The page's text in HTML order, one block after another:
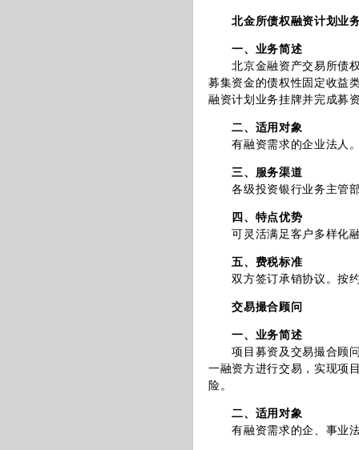
北金所债权融资计划业
一、业务简述
北京金融资产交易所债权
募集资金的债权性固定收益
融资计划业务挂牌并完成募
二、适用对象
有融资需求的企业法人
三、服务渠道
各级投资银行业务主管
四、特点优势
可灵活满足客户多样化
五、费税标准
双方签订承销协议。按约
交易撮合顾问
一、业务简述
项目募资及交易撮合顾问
一融资方进行交易，实现项
险。
二、适用对象
有融资需求的企、事业